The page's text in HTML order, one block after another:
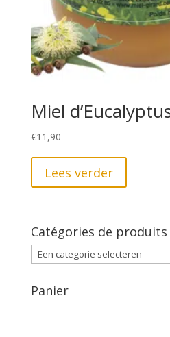
Miel
€11,90
Lees verder
Catégories de produits
Panier